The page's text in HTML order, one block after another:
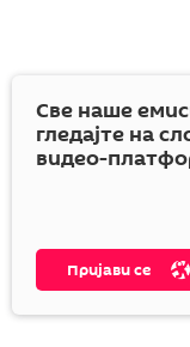
Све наше
гледајте на
видео-
Пријави се